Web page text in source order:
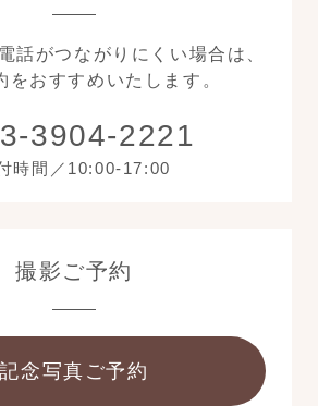
話がつながりにくい場合は、
をおすすめいたします。
3904-2221
時間／10:00-17:00
撮影ご予約
記念写真ご予約